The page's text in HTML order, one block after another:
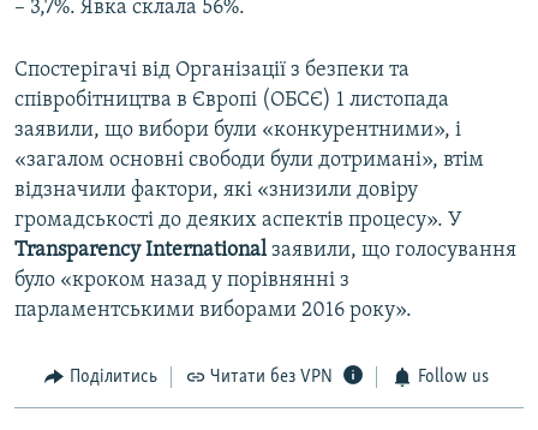
– 3,7%. Явка склала 56%.
Спостерігачі від Організації з безпеки та
співробітництва в Європі (ОБСЄ) 1 листопада
заявили, що вибори були «конкурентними», і
«загалом основні свободи були дотримані», втім
відзначили фактори, які «знизили довіру
громадськості до деяких аспектів процесу». У
Transparency Internationalзаявили, що голосування
було «кроком назад у порівнянні з
парламентськими виборами 2016 року».
Поділитись Читати без VPN Follow us